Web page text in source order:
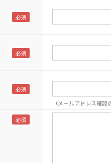
（メールアドレス確